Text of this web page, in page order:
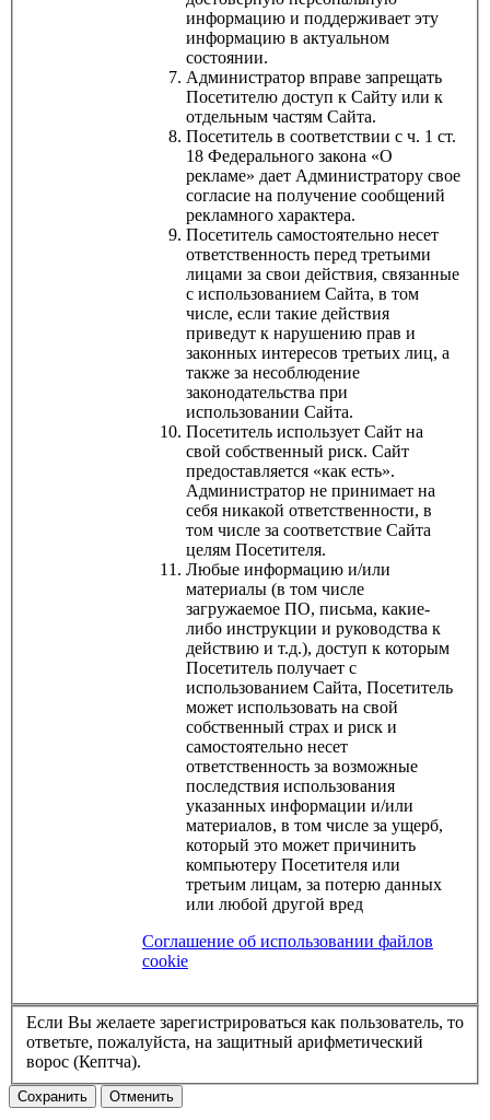
информацию и поддерживает эту
информацию в актуальном
состоянии.
Администратор вправе запрещать
Посетителю доступ к Сайту или к
отдельным частям Сайта.
Посетитель в соответствии с ч. 1 ст.
18 Федерального закона «О
рекламе» дает Администратору свое
согласие на получение сообщений
рекламного характера.
Посетитель самостоятельно несет
ответственность перед третьими
лицами за свои действия, связанные
с использованием Сайта, в том
числе, если такие действия
приведут к нарушению прав и
законных интересов третьих лиц, а
также за несоблюдение
законодательства при
использовании Сайта.
Посетитель использует Сайт на
свой собственный риск. Сайт
предоставляется «как есть».
Администратор не принимает на
себя никакой ответственности, в
том числе за соответствие Сайта
целям Посетителя.
Любые информацию и/или
материалы (в том числе
загружаемое ПО, письма, какие-
либо инструкции и руководства к
действию и т.д.), доступ к которым
Посетитель получает с
использованием Сайта, Посетитель
может использовать на свой
собственный страх и риск и
самостоятельно несет
ответственность за возможные
последствия использования
указанных информации и/или
материалов, в том числе за ущерб,
который это может причинить
компьютеру Посетителя или
третьим лицам, за потерю данных
или любой другой вред
Соглашение об использовании файлов
cookie
Если Вы желаете зарегистрироваться как пользователь, то
ответьте, пожалуйста, на защитный арифметический
ворос (Кептча).
Сохранить Отменить